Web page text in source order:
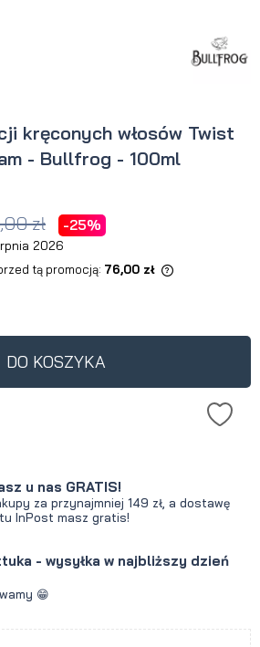
kręconych włosów Twist
- Bullfrog - 100ml
zł -25%
2026
tą promocją: 76,00 zł
jest sprzedawany
30 dni, wyświetlana jest
się w sprzedaży.
DO KOSZYKA
u nas GRATIS!
za przynajmniej 149 zł, a dostawę
InPost masz gratis!
- wysyłka w najbliższy dzień
😁